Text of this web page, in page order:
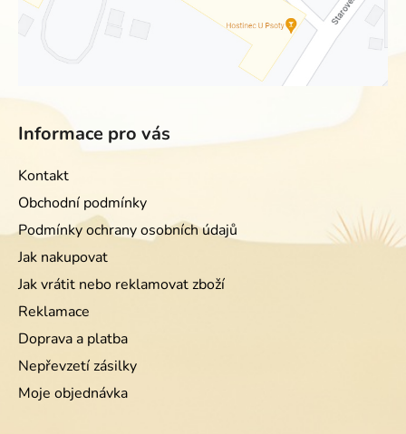
Informace pro vás
Kontakt
Obchodní podmínky
Podmínky ochrany osobních údajů
Jak nakupovat
Jak vrátit nebo reklamovat zboží
Reklamace
Doprava a platba
Nepřevzetí zásilky
Moje objednávka